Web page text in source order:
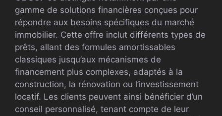
gamme de solutions financières conçues pour
répondre aux besoins spécifiques du marché
immobilier. Cette offre inclut différents types de
prêts, allant des formules amortissables
classiques jusqu’aux mécanismes de
financement plus complexes, adaptés à la
construction, la rénovation ou l’investissement
locatif. Les clients peuvent ainsi bénéficier d’un
conseil personnalisé, tenant compte de leur